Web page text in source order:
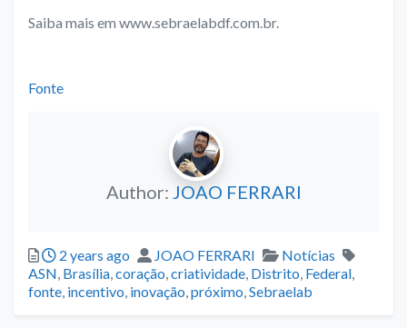
Saiba mais em www.sebraelabdf.com.br.
Fonte
Author: JOAO FERRARI
Posted
2 years ago Author
JOAO FERRARI Categories
Notícias
Tags
ASN, Brasília,coração,criatividade, Distrito, Federal,
fonte, incentivo, inovação,próximo,Sebraelab